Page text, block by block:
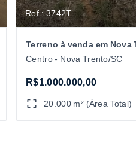
Ref.: 3742T
Terreno à venda em Nova
Centro - Nova Trento/SC
R$1.000.000,00
20.000 m² (Área Total)